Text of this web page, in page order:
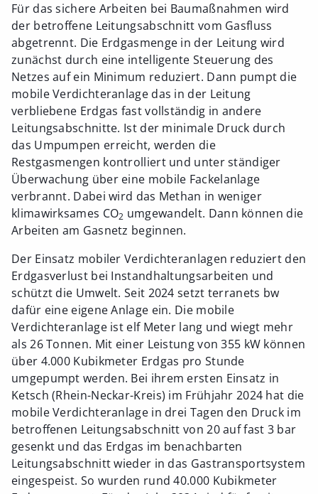
Für das sichere Arbeiten bei Baumaßnahmen wird
der betroffene Leitungsabschnitt vom Gasfluss
abgetrennt. Die Erdgasmenge in der Leitung wird
zunächst durch eine intelligente Steuerung des
Netzes auf ein Minimum reduziert. Dann pumpt die
mobile Verdichteranlage das in der Leitung
verbliebene Erdgas fast vollständig in andere
Leitungsabschnitte. Ist der minimale Druck durch
das Umpumpen erreicht, werden die
Restgasmengen kontrolliert und unter ständiger
Überwachung über eine mobile Fackelanlage
verbrannt. Dabei wird das Methan in weniger
klimawirksames CO2 umgewandelt. Dann können die
Arbeiten am Gasnetz beginnen.
Der Einsatz mobiler Verdichteranlagen reduziert den
Erdgasverlust bei Instandhaltungsarbeiten und
schützt die Umwelt. Seit 2024 setzt terranets bw
dafür eine eigene Anlage ein. Die mobile
Verdichteranlage ist elf Meter lang und wiegt mehr
als 26 Tonnen. Mit einer Leistung von 355 kW können
über 4.000 Kubikmeter Erdgas pro Stunde
umgepumpt werden. Bei ihrem ersten Einsatz in
Ketsch (Rhein-Neckar-Kreis) im Frühjahr 2024 hat die
mobile Verdichteranlage in drei Tagen den Druck im
betroffenen Leitungsabschnitt von 20 auf fast 3 bar
gesenkt und das Erdgas im benachbarten
Leitungsabschnitt wieder in das Gastransportsystem
eingespeist. So wurden rund 40.000 Kubikmeter